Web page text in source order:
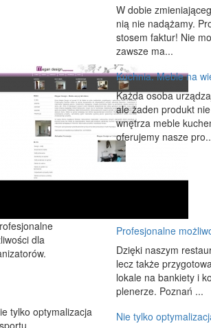
W dobie
nią nie nadążamy.
stosem faktur! Nie
zawsze ma...
Kuchnia. Meble na
Każda osoba
ale żaden produkt
wnętrza meble
oferujemy nasze
Profesjonalne
Dzięki naszym
lecz także
lokale na bankiety i
plenerze. Poznań ...
Nie tylko